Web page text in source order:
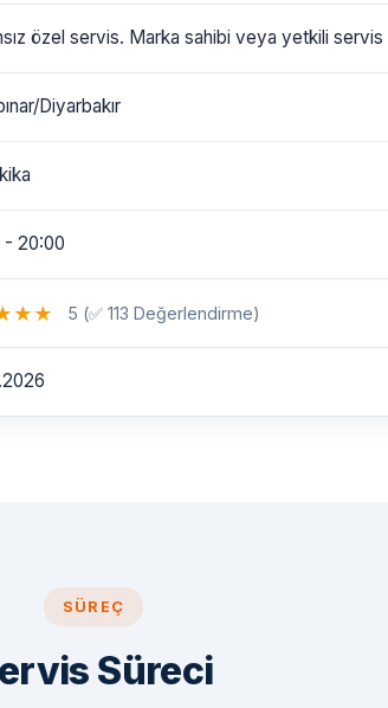
özel servis. Marka sahibi veya yetkili servis
Diyarbakır
- 20:00
★ ★ 5 (✅ 113 Değerlendirme)
SÜREÇ
Süreci